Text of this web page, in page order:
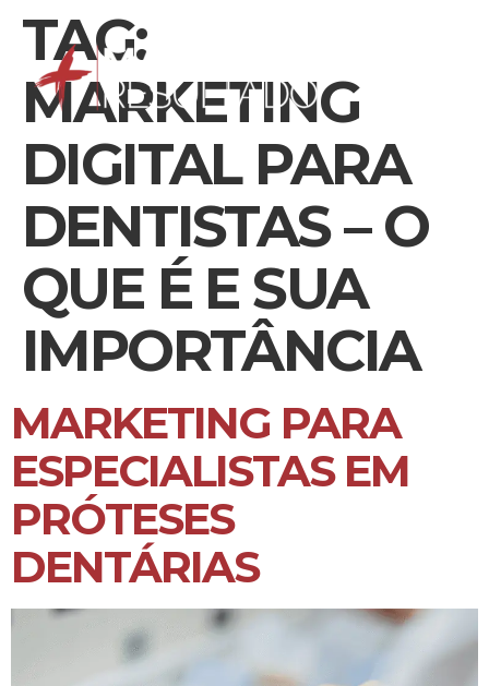
TAG:
MARKETING
DIGITAL PARA
DENTISTAS – O
QUE É E SUA
IMPORTÂNCIA
MARKETING PARA
ESPECIALISTAS EM
PRÓTESES
DENTÁRIAS